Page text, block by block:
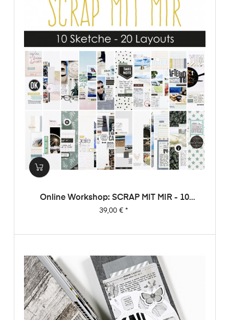
Online Workshop: SCRAP MIT MIR - 10
Sketche, 20 Layouts, Unendlich Viel
Preis
39,00 €*